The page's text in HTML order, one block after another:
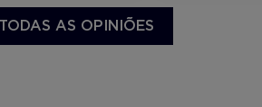
AS OPINIÕES